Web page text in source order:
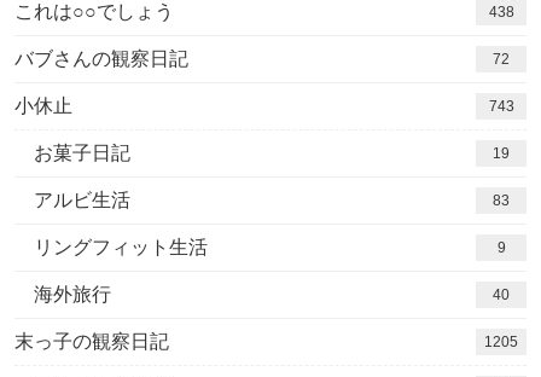
これは○○でしょう 438
バブさんの観察日記 72
小休止 743
お菓子日記 19
アルビ生活 83
リングフィット生活 9
海外旅行 40
末っ子の観察日記 1205